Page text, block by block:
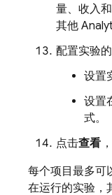
量、收入
其他
配置实验
设置
设置
式。
点击查看
每个项目最多可
在运行的实验，